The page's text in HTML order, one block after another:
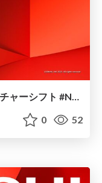
SREチームから始めるFinOpsカルチャーシフト #NrTBMeetup
0 52